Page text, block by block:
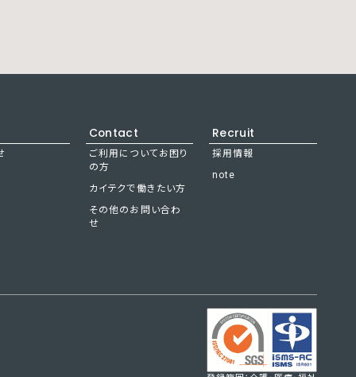
Contact
ご利用についてお困り
の方
カイテクで働きたい方
その他のお問い合わ
せ
Recruit
採用情報
note